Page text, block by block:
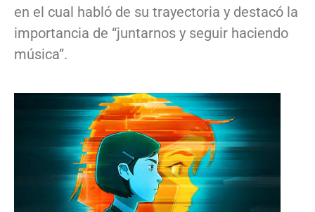
en el cual habló de su trayectoria y destacó la
importancia de “juntarnos y seguir haciendo
música”.